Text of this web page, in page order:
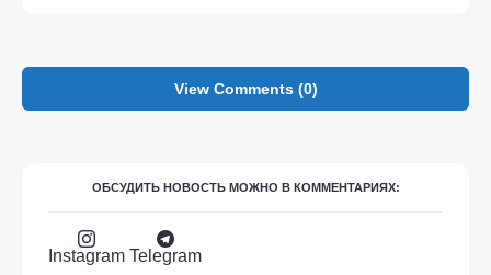
View Comments (0)
ОБСУДИТЬ НОВОСТЬ МОЖНО В КОММЕНТАРИЯХ:
Instagram Telegram